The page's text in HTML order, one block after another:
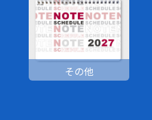
その他